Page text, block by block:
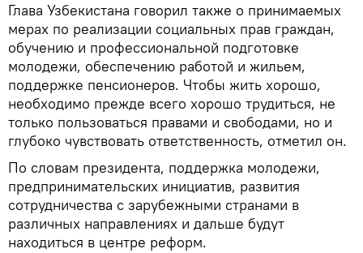
Глава Узбекистана говорил также о принимаемых
мерах по реализации социальных прав граждан,
обучению и профессиональной подготовке
молодежи, обеспечению работой и жильем,
поддержке пенсионеров. Чтобы жить хорошо,
необходимо прежде всего хорошо трудиться, не
только пользоваться правами и свободами, но и
глубоко чувствовать ответственность, отметил он.
По словам президента, поддержка молодежи,
предпринимательских инициатив, развития
сотрудничества с зарубежными странами в
различных направлениях и дальше будут
находиться в центре реформ.